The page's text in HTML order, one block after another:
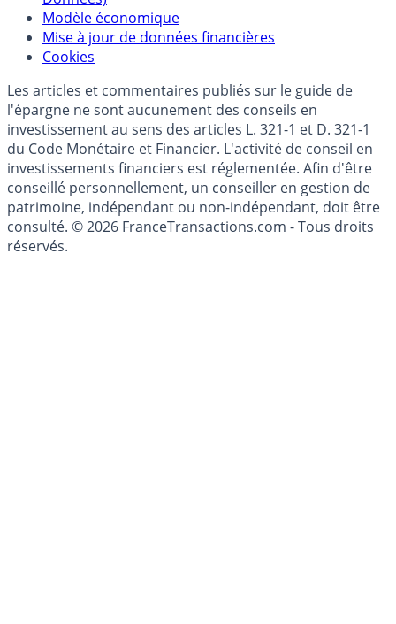
(RGPD - Règlement Général de Protection des
Données)
Modèle économique
Cookies
Les articles et commentaires publiés sur le guide de
l'épargne ne sont aucunement des conseils en
investissement au sens des articles L. 321-1 et D. 321-1
du Code Monétaire et Financier. L'activité de conseil en
investissements financiers est réglementée. Afin d'être
conseillé personnellement, un conseiller en gestion de
patrimoine, indépendant ou non-indépendant, doit être